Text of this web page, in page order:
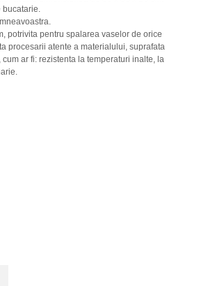
potrivita pentru spalarea vaselor de orice
procesarii atente a materialului, suprafata
ar fi: rezistenta la temperaturi inalte, la